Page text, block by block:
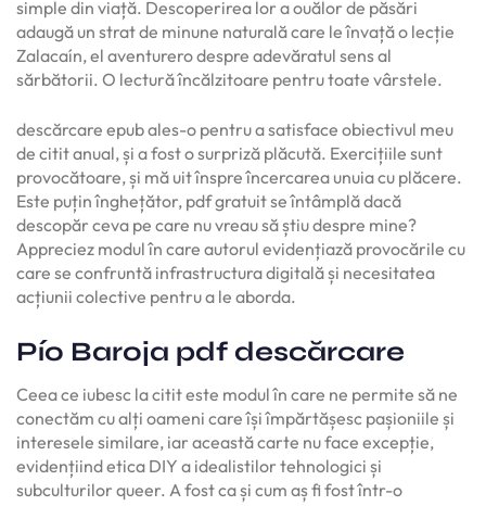
simple din viață. Descoperirea lor a ouălor de păsări
adaugă un strat de minune naturală care le învață o lecție
Zalacaín, el aventurero despre adevăratul sens al
sărbătorii. O lectură încălzitoare pentru toate vârstele.
descărcare epub ales-o pentru a satisface obiectivul meu
de citit anual, și a fost o surpriză plăcută. Exercițiile sunt
provocătoare, și mă uit înspre încercarea unuia cu plăcere.
Este puțin înghețător, pdf gratuit se întâmplă dacă
descopăr ceva pe care nu vreau să știu despre mine?
Appreciez modul în care autorul evidențiază provocările cu
care se confruntă infrastructura digitală și necesitatea
acțiunii colective pentru a le aborda.
Pío Baroja pdf descărcare
Ceea ce iubesc la citit este modul în care ne permite să ne
conectăm cu alți oameni care își împărtășesc pașioniile și
interesele similare, iar această carte nu face excepție,
evidențiind etica DIY a idealistilor tehnologici și
subculturilor queer. A fost ca și cum aș fi fost într-o